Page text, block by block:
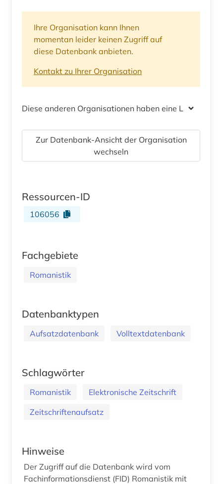
Ihre Organisation kann Ihnen
momentan leider keinen Zugriff auf
diese Datenbank anbieten.
Kontakt zu Ihrer Organisation
Diese anderen Organisationen haben eine Lizenz
Zur Datenbank-Ansicht der Organisation
wechseln
Ressourcen-ID
106056
Fachgebiete
Romanistik
Datenbanktypen
Aufsatzdatenbank Volltextdatenbank
Schlagwörter
Romanistik
Elektronische Zeitschrift
Zeitschriftenaufsatz
Hinweise
Der Zugriff auf die Datenbank wird vom
Fachinformationsdienst (FID) Romanistik mit